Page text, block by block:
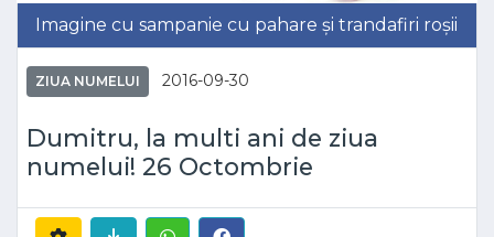
Imagine cu sampanie cu pahare și trandafiri roșii
ZIUA NUMELUI 2016-09-30
Dumitru, la multi ani de ziua
numelui! 26 Octombrie